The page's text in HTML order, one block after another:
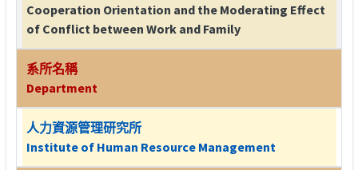
Cooperation Orientation and the Moderating Effect
of Conflict between Work and Family
系所名稱
Department
人力資源管理研究所
Institute of Human Resource Management